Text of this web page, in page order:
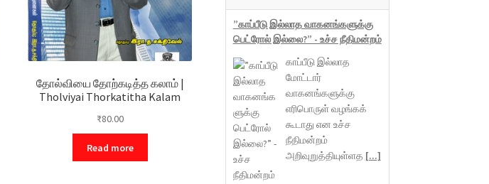
தோல்வியை தோற்கடித்த கலாம் |
Tholviyai Thorkatitha Kalam
₹80.00
Read more
”காப்பீடு இல்லாத வாகனங்களுக்கு
பெட்ரோல் இல்லை?” - உச்ச நீதிமன்றம்
காப்பீடு இல்லாத
மோட்டார்
வாகனங்களுக்கு
எரிபொருள் வழங்கக்
கூடாது என உச்ச
நீதிமன்றம்
அறிவுறுத்தியுள்ளத [...]